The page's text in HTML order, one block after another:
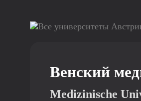
Все университеты
Венский
Medizinische